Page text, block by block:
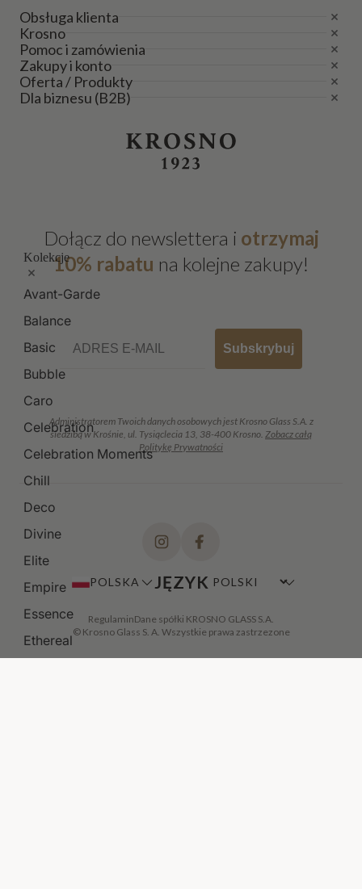
Kolekcje
Avant-Garde
Balance
Basic
Bubble
Caro
Celebration
Celebration Moments
Chill
Deco
Divine
Elite
Empire
Essence
Ethereal
Obsługa klienta
Krosno
Pomoc i zamówienia
Zakupy i konto
Oferta / Produkty
Dla biznesu (B2B)
Dołącz do newslettera i otrzymaj
10% rabatu na kolejne zakupy!
Subskrybuj
Administratorem Twoich danych osobowych jest Krosno Glass S.A. z
siedzibą w Krośnie, ul. Tysiąclecia 13, 38-400 Krosno. Zobacz całą
Politykę Prywatności
POLSKA JĘZYK
RegulaminDane spółki KROSNO GLASS S.A.
© Krosno Glass S. A. Wszystkie prawa zastrzezone